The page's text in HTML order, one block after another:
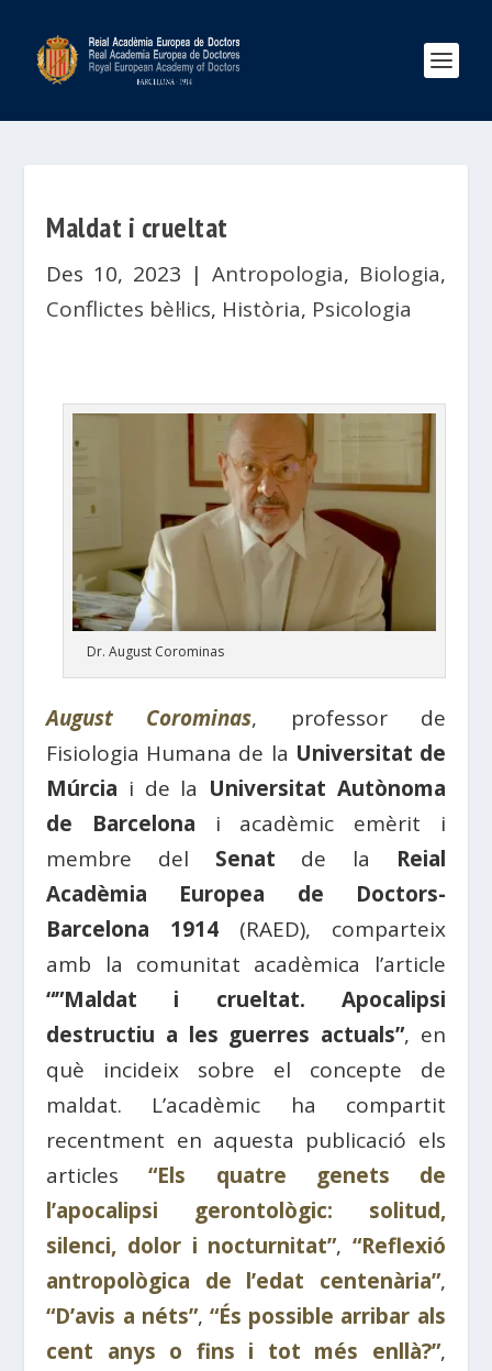
Maldat i crueltat
Des 10, 2023 | Antropologia, Biologia,
Conflictes bèl·lics, Història, Psicologia
Dr. August Corominas
August Corominas, professor de
Fisiologia Humana de la Universitat de
Múrcia i de la Universitat Autònoma
de Barcelona i acadèmic emèrit i
membre del Senat de la Reial
Acadèmia Europea de Doctors-
Barcelona 1914 (RAED), comparteix
amb la comunitat acadèmica l’article
“”Maldat i crueltat. Apocalipsi
destructiu a les guerres actuals”, en
què incideix sobre el concepte de
maldat. L’acadèmic ha compartit
recentment en aquesta publicació els
articles“Els quatre genets de
l’apocalipsi gerontològic: solitud,
silenci, dolor i nocturnitat”, “Reflexió
antropològica de l’edat centenària”,
“D’avis a néts”,“És possible arribar als
cent anys o fins i tot més enllà?”,